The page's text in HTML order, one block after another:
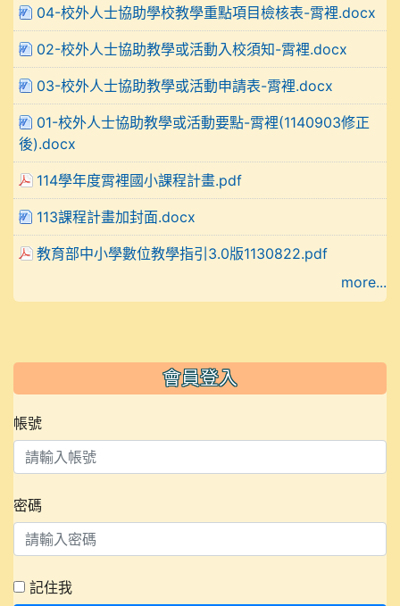
04-校外人士協助學校教學重點項目檢核表-霄裡.docx
02-校外人士協助教學或活動入校須知-霄裡.docx
03-校外人士協助教學或活動申請表-霄裡.docx
01-校外人士協助教學或活動要點-霄裡(1140903修正
後).docx
114學年度霄裡國小課程計畫.pdf
113課程計畫加封面.docx
教育部中小學數位教學指引3.0版1130822.pdf
more...
會員登入
帳號
密碼
記住我